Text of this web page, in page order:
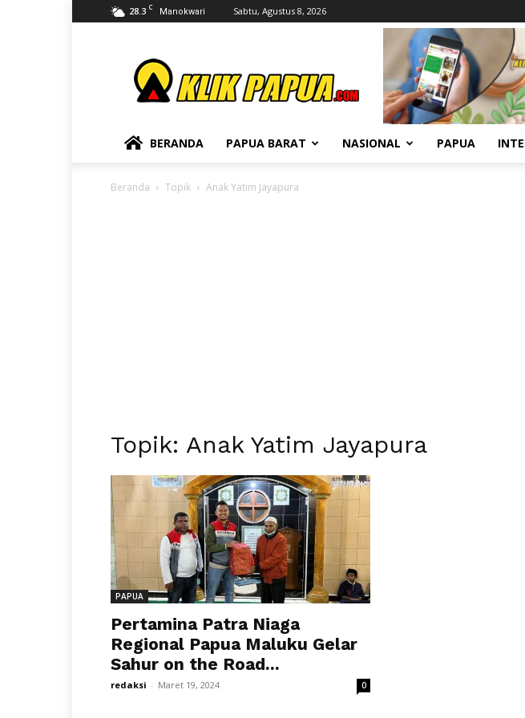
28.3 C Manokwari Sabtu, Agustus 8, 2026
BERANDA PAPUA BARAT NASIONAL PAPUA
Beranda Topik Anak Yatim Jayapura
Topik: Anak Yatim Jayapura
PAPUA
Pertamina Patra Niaga
Regional Papua Maluku Gelar
Sahur on the Road...
redaksi - Maret 19, 2024 0